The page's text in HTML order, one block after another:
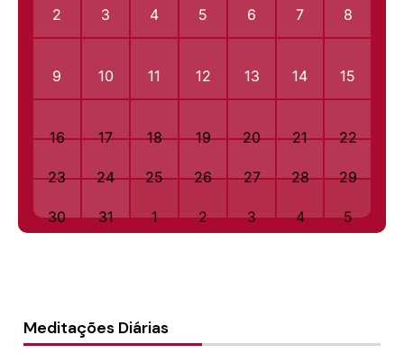
2 3 4 5 6 7 8
9 10 11 12 13 14 15
16 17 18 19 20 21 22
23 24 25 26 27 28 29
30 31 1 2 3 4 5
Meditações Diárias